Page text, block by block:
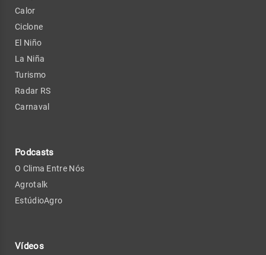
Calor
Ciclone
El Niño
La Niña
Turismo
Radar RS
Carnaval
Podcasts
O Clima Entre Nós
Agrotalk
EstúdioAgro
Vídeos